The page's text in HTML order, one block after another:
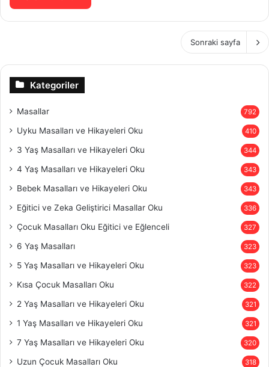
Sonraki sayfa
Kategoriler
Masallar 792
Uyku Masalları ve Hikayeleri Oku 410
3 Yaş Masalları ve Hikayeleri Oku 344
4 Yaş Masalları ve Hikayeleri Oku 343
Bebek Masalları ve Hikayeleri Oku 343
Eğitici ve Zeka Geliştirici Masallar Oku 336
Çocuk Masalları Oku Eğitici ve Eğlenceli 327
6 Yaş Masalları 323
5 Yaş Masalları ve Hikayeleri Oku 323
Kısa Çocuk Masalları Oku 322
2 Yaş Masalları ve Hikayeleri Oku 321
1 Yaş Masalları ve Hikayeleri Oku 321
7 Yaş Masalları ve Hikayeleri Oku 320
Uzun Çocuk Masalları Oku 318